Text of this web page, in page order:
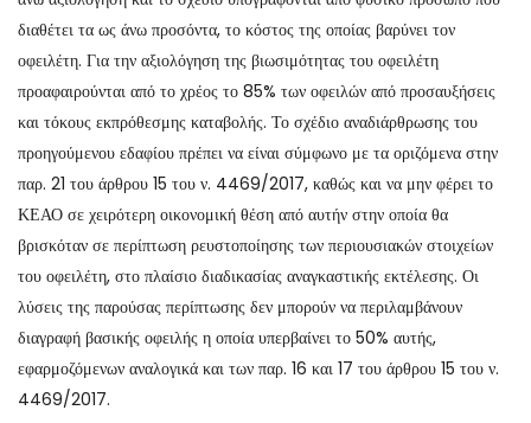
διαθέτει τα ως άνω προσόντα, το κόστος της οποίας βαρύνει τον
οφειλέτη. Για την αξιολόγηση της βιωσιμότητας του οφειλέτη
προαφαιρούνται από το χρέος το 85% των οφειλών από προσαυξήσεις
και τόκους εκπρόθεσμης καταβολής. Το σχέδιο αναδιάρθρωσης του
προηγούμενου εδαφίου πρέπει να είναι σύμφωνο με τα οριζόμενα στην
παρ. 21 του άρθρου 15 του ν. 4469/2017, καθώς και να μην φέρει το
ΚΕΑΟ σε χειρότερη οικονομική θέση από αυτήν στην οποία θα
βρισκόταν σε περίπτωση ρευστοποίησης των περιουσιακών στοιχείων
του οφειλέτη, στο πλαίσιο διαδικασίας αναγκαστικής εκτέλεσης. Οι
λύσεις της παρούσας περίπτωσης δεν μπορούν να περιλαμβάνουν
διαγραφή βασικής οφειλής η οποία υπερβαίνει το 50% αυτής,
εφαρμοζόμενων αναλογικά και των παρ. 16 και 17 του άρθρου 15 του ν.
4469/2017.